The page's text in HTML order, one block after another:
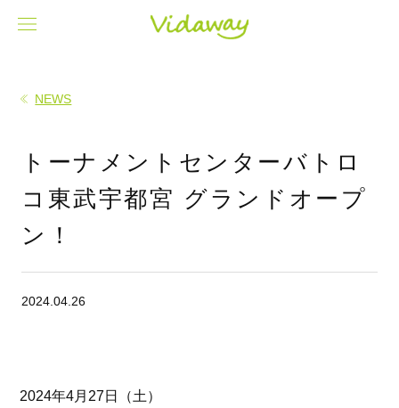
NEWS
トーナメントセンターバトロ
コ東武宇都宮 グランドオープ
ン！
2024.04.26
2024年4月27日（土）